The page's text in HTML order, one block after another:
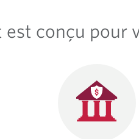
est conçu pour